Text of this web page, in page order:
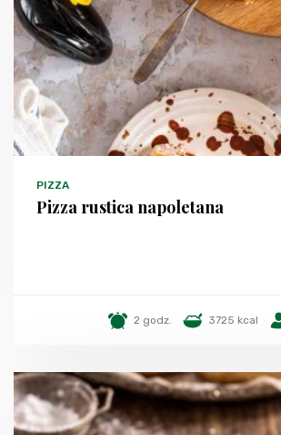
PIZZA
Pizza rustica napoletana
2 godz. 3725 kcal